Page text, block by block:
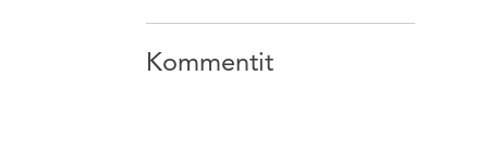
Kommentit